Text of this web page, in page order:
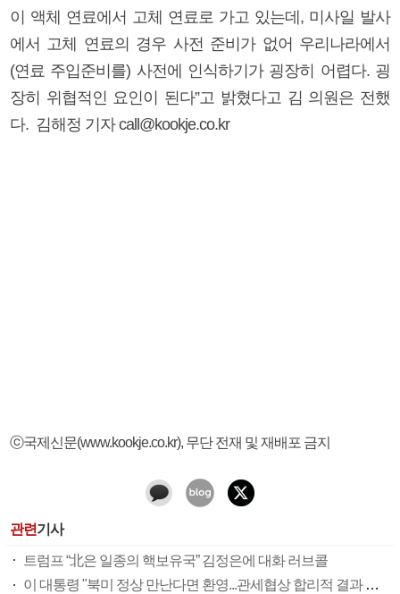
이 액체 연료에서 고체 연료로 가고 있는데, 미사일 발사
에서 고체 연료의 경우 사전 준비가 없어 우리나라에서
(연료 주입준비를) 사전에 인식하기가 굉장히 어렵다. 굉
장히 위협적인 요인이 된다”고 밝혔다고 김 의원은 전했
다. 김해정 기자 call@kookje.co.kr
ⓒ국제신문(www.kookje.co.kr), 무단 전재 및 재배포 금지
관련기사
트럼프 “北은 일종의 핵보유국” 김정은에 대화 러브콜
이 대통령 "북미 정상 만난다면 환영...관세협상 합리적 결과 기대"